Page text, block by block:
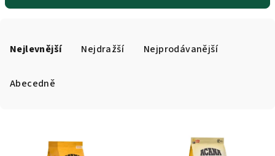
Nejlevnější Nejdražší Nejprodávanější
Abecedně